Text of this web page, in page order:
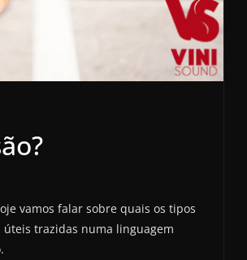
vamos falar sobre quais os tipos
trazidas numa linguagem